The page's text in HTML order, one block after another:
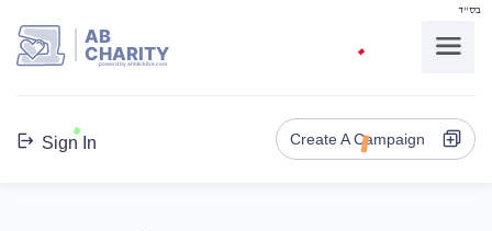
בס"ד
AB
CHARITY
powerd by ahblicklive.com
Sign In Create A Campaign